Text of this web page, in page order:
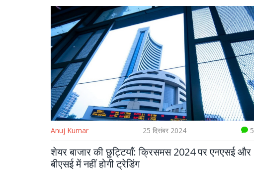
Anuj Kumar 25 दिसंबर 2024 5
शेयर बाजार की छुट्टियाँ: क्रिसमस 2024 पर एनएसई और
बीएसई में नहीं होगी ट्रेडिंग